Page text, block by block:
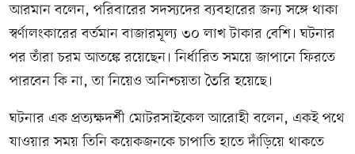
আরমান বলেন, পরিবারের সদস্যদের ব্যবহারের জন্য সঙ্গে থাকা
স্বর্ণালংকারের বর্তমান বাজারমূল্য ৩০ লাখ টাকার বেশি। ঘটনার
পর তাঁরা চরম আতঙ্কে রয়েছেন। নির্ধারিত সময়ে জাপানে ফিরতে
পারবেন কি না, তা নিয়েও অনিশ্চয়তা তৈরি হয়েছে।
ঘটনার এক প্রত্যক্ষদর্শী মোটরসাইকেল আরোহী বলেন, একই পথে
যাওয়ার সময় তিনি কয়েকজনকে চাপাতি হাতে দাঁড়িয়ে থাকতে